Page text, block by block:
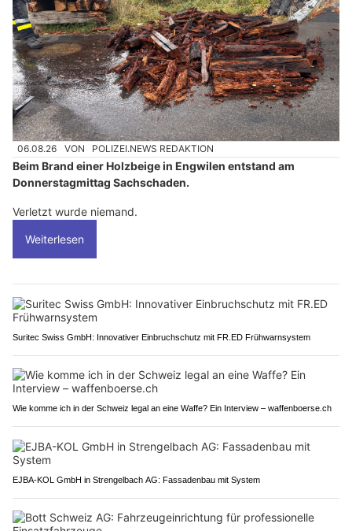
06.08.26 VON POLIZEI.NEWS REDAKTION
Beim Brand einer Holzbeige in Engwilen entstand am
Donnerstagmittag Sachschaden.
Verletzt wurde niemand.
Weiterlesen
Suritec Swiss GmbH: Innovativer Einbruchschutz mit FR.ED Frühwarnsystem
Wie komme ich in der Schweiz legal an eine Waffe? Ein Interview – waffenboerse.ch
EJBA-KOL GmbH in Strengelbach AG: Fassadenbau mit System